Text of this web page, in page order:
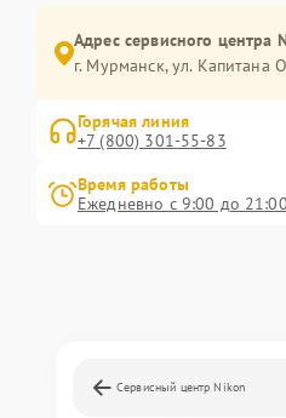
Адрес сервисного центра
г. Мурманск, ул. Капитана
Горячая линия
+7 (800) 301-55-83
Время работы
Ежедневно с 9:00 до 21:00
Сервисный центр Nikon